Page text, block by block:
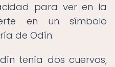
para ver en la
en un símbolo
de Odín.
tenía dos cuervos,